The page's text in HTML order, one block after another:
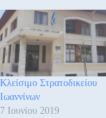
Κλείσιμο Στρατοδικείου
Ιωαννίνων
7 Ιουνίου 2019